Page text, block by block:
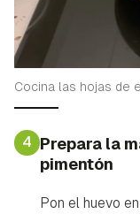
Cocina las hojas de
4 Prepara la
pimentón
Pon el huevo